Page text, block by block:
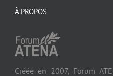
À PROPOS
Créée en 2007, Forum